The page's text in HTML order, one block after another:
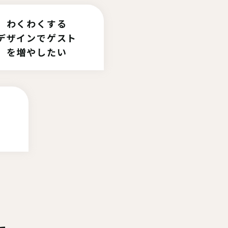
わくわくする
ザインでゲスト
を増やしたい